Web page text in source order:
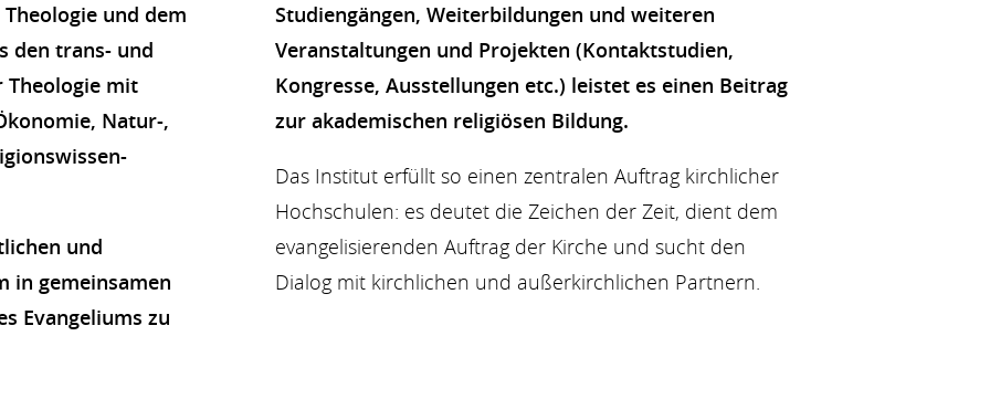
und dem
den trans- und
Theologie mit
Natur-,
und
in gemeinsamen
Evangeliums zu
Studiengängen, Weiterbildungen und weiteren
Veranstaltungen und Projekten (Kontaktstudien,
Kongresse, Ausstellungen etc.) leistet es einen Beitrag
zur akademischen religiösen Bildung.
Das Institut erfüllt so einen zentralen Auftrag kirchlicher
Hochschulen: es deutet die Zeichen der Zeit, dient dem
evangelisierenden Auftrag der Kirche und sucht den
Dialog mit kirchlichen und außerkirchlichen Partnern.